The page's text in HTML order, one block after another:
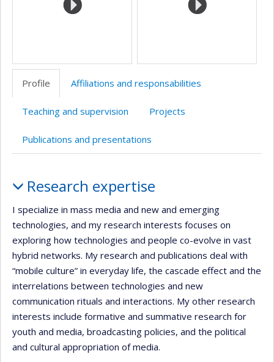
Profile Affiliations and responsabilities
Teaching and supervision Projects
Publications and presentations
Research expertise
I specialize in mass media and new and emerging
technologies, and my research interests focuses on
exploring how technologies and people co-evolve in vast
hybrid networks. My research and publications deal with
“mobile culture” in everyday life, the cascade effect and the
interrelations between technologies and new
communication rituals and interactions. My other research
interests include formative and summative research for
youth and media, broadcasting policies, and the political
and cultural appropriation of media.